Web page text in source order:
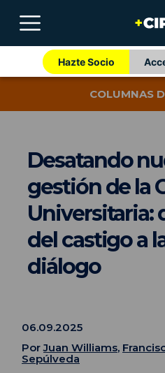
Hazte Socio
COLUMNAS
Desatando
gestión de la
Universitaria:
del castigo a
diálogo
06.09.2025
PorJuan Williams,
Sepúlveda